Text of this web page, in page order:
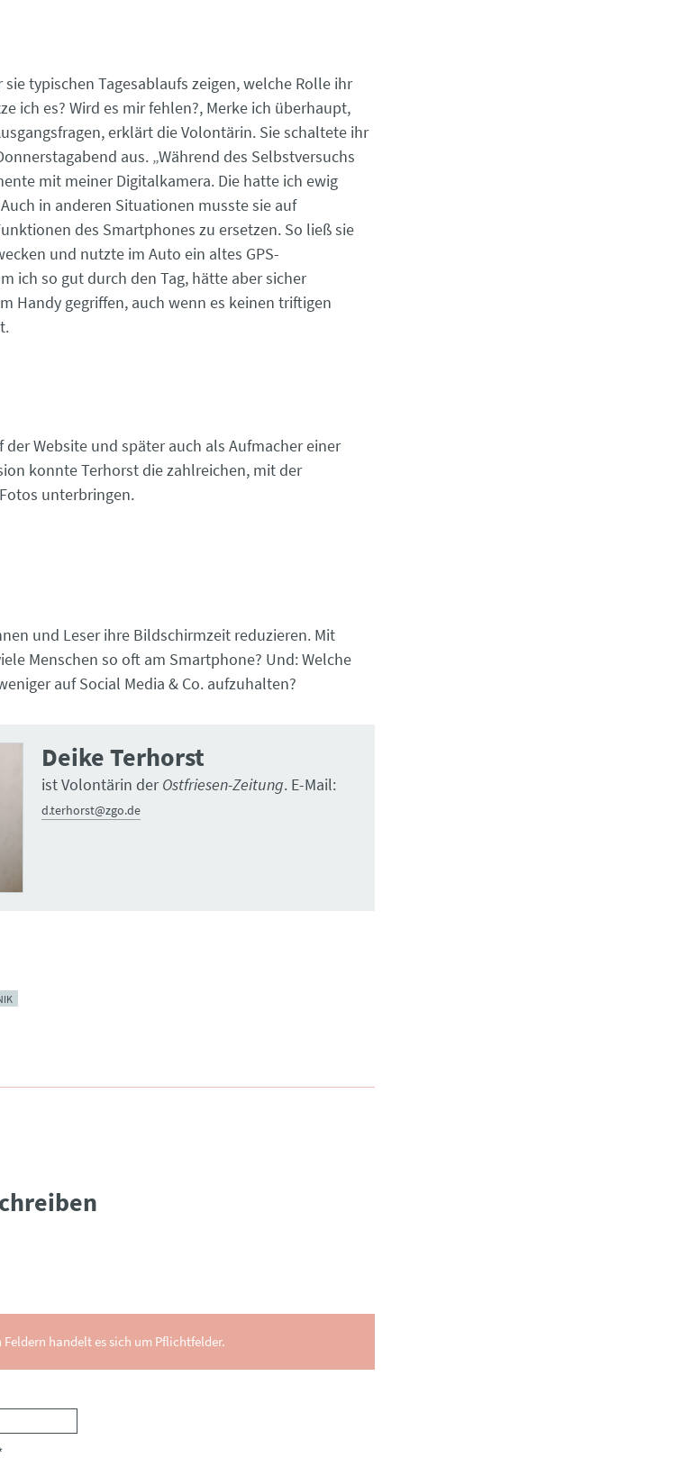
typischen Tagesablaufs zeigen, welche Rolle ihr
ich es? Wird es mir fehlen?, Merke ich überhaupt,
erklärt die Volontärin. Sie schaltete ihr
aus. „Während des Selbstversuchs
mit meiner Digitalkamera. Die hatte ich ewig
in anderen Situationen musste sie auf
des Smartphones zu ersetzen. So ließ sie
und nutzte im Auto ein altes GPS-
ich so gut durch den Tag, hätte aber sicher
Handy gegriffen, auch wenn es keinen triftigen
Website und später auch als Aufmacher einer
konnte Terhorst die zahlreichen, mit der
unterbringen.
und Leser ihre Bildschirmzeit reduzieren. Mit
Menschen so oft am Smartphone? Und: Welche
auf Social Media & Co. aufzuhalten?
Deike Terhorst
ist Volontärin derOstfriesen-Zeitung. E-Mail:
d.terhorst@zgo.de
handelt es sich um Pflichtfelder.